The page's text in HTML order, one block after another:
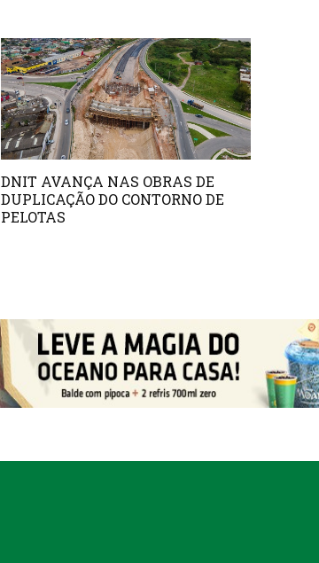
DNIT AVANÇA NAS OBRAS DE
DUPLICAÇÃO DO CONTORNO DE
PELOTAS